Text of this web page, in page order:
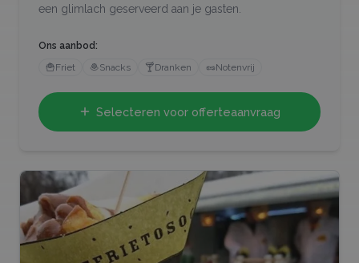
een glimlach geserveerd aan je gasten.
Ons aanbod:
🍟Friet 🧆Snacks 🍸Dranken 🥜Notenvrij
Selecteren voor offerteaanvraag